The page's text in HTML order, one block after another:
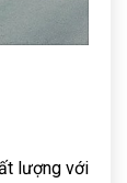
lượng với